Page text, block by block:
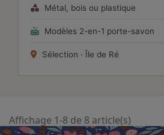
Métal, bois ou plastique
Modèles 2-en-1 porte-savon
Sélection · Île de Ré
Affichage 1-8 de 8 article(s)